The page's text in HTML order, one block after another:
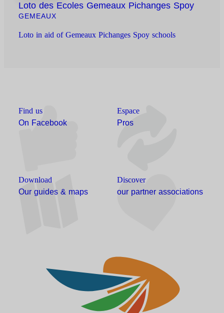
Loto des Ecoles Gemeaux Pichanges Spoy
GEMEAUX
Loto in aid of Gemeaux Pichanges Spoy schools
Find us
On Facebook
Espace
Pros
Download
Our guides & maps
Discover
our partner associations